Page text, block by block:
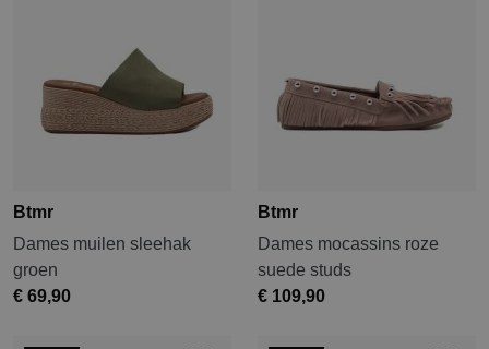
Btmr
Dames muilen sleehak
groen
€ 69,90
Btmr
Dames mocassins roze
suede studs
€ 109,90